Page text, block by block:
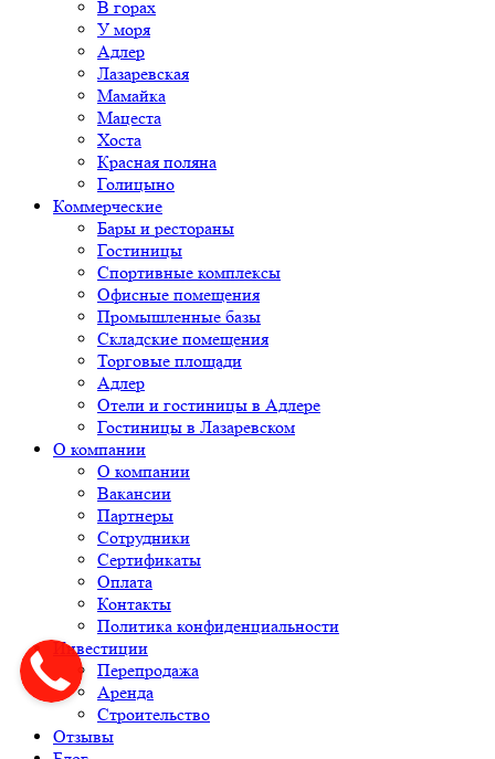
В горах
У моря
Адлер
Лазаревская
Мамайка
Мацеста
Хоста
Красная поляна
Голицыно
Коммерческие
Бары и рестораны
Гостиницы
Спортивные комплексы
Офисные помещения
Промышленные базы
Складские помещения
Торговые площади
Адлер
Отели и гостиницы в Адлере
Гостиницы в Лазаревском
О компании
О компании
Вакансии
Партнеры
Сотрудники
Сертификаты
Оплата
Контакты
Политика конфиденциальности
Инвестиции
Перепродажа
Аренда
Строительство
Отзывы